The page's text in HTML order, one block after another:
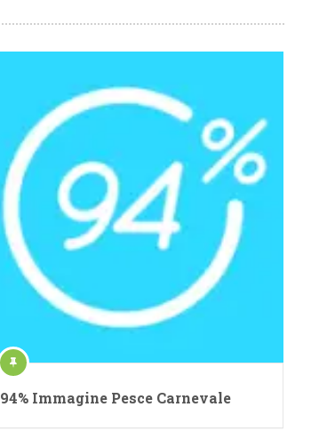
94% Immagine Pesce Carnevale